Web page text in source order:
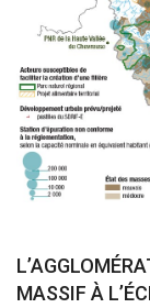
MASSIF À